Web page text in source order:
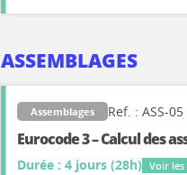
ASSEMBLAGES
Assemblages Ref. : ASS-05
Eurocode 3 – Calcul des
Durée : 4 jours (28h) Voir les